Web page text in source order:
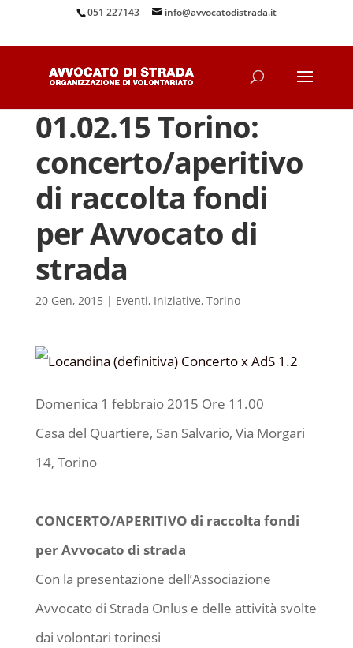
051 227143 info@avvocatodistrada.it
01.02.15 Torino:
concerto/aperitivo
di raccolta fondi
per Avvocato di
strada
20 Gen, 2015 | Eventi, Iniziative, Torino
Domenica 1 febbraio 2015 Ore 11.00
Casa del Quartiere, San Salvario, Via Morgari
14, Torino
CONCERTO/APERITIVO di raccolta fondi
per Avvocato di strada
Con la presentazione dell’Associazione
Avvocato di Strada Onlus e delle attività svolte
dai volontari torinesi